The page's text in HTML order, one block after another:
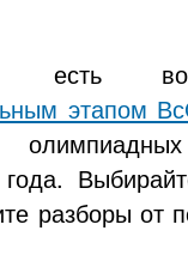
есть
этапом
разборы от